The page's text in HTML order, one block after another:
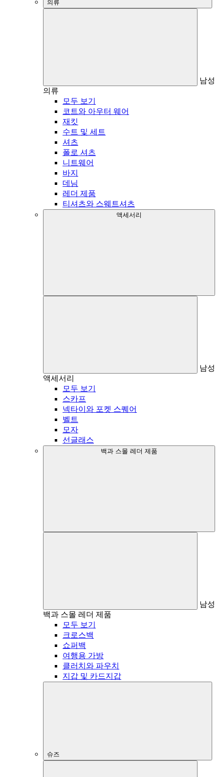
의류
남성
의류
모두 보기
코트와 아우터 웨어
재킷
수트 및 세트
셔츠
폴로 셔츠
니트웨어
바지
데님
레더 제품
티셔츠와 스웨트셔츠
액세서리
남성
액세서리
모두 보기
스카프
넥타이와 포켓 스퀘어
벨트
모자
선글래스
백과 스몰 레더 제품
남성
백과 스몰 레더 제품
모두 보기
크로스백
쇼퍼백
여행용 가방
클러치와 파우치
지갑 및 카드지갑
슈즈